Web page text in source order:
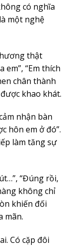
có nghĩa
một nghệ
thật
em”, “Em thích
chân thành
khao khát.
nhận bàn
hôn em ở đó”.
làm tăng sự
“Đúng rồi,
không chỉ
khiến đối
mãn.
Có cặp đôi